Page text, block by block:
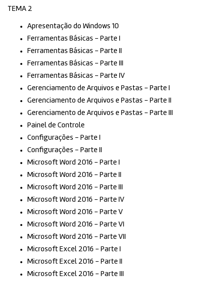
TEMA 2
Apresentação do Windows 10
Ferramentas Básicas – Parte I
Ferramentas Básicas – Parte II
Ferramentas Básicas – Parte III
Ferramentas Básicas – Parte IV
Gerenciamento de Arquivos e Pastas – Parte I
Gerenciamento de Arquivos e Pastas – Parte II
Gerenciamento de Arquivos e Pastas – Parte III
Painel de Controle
Configurações – Parte I
Configurações – Parte II
Microsoft Word 2016 – Parte I
Microsoft Word 2016 – Parte II
Microsoft Word 2016 – Parte III
Microsoft Word 2016 – Parte IV
Microsoft Word 2016 – Parte V
Microsoft Word 2016 – Parte VI
Microsoft Word 2016 – Parte VII
Microsoft Excel 2016 – Parte I
Microsoft Excel 2016 – Parte II
Microsoft Excel 2016 – Parte III